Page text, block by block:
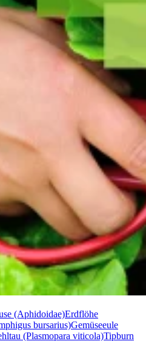
(Aphidoidae)Erdflöhe
bursarius)Gemüseeule
(Plasmopara viticola)Tipburn